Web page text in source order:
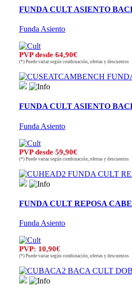
FUNDA CULT ASIENTO
Funda Asiento
PVP desde 64,90€
(*) Puede variar según combinación, ofertas y descuentos
FUNDA CULT ASIENTO
Funda Asiento
PVP desde 59,90€
(*) Puede variar según combinación, ofertas y descuentos
FUNDA CULT REPOSA
Funda Asiento
PVP: 10,90€
(*) Puede variar según combinación, ofertas y descuentos